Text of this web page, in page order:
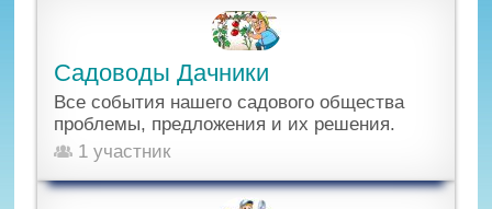
Садоводы Дачники
Все события нашего садового общества
проблемы, предложения и их решения.
1 участник